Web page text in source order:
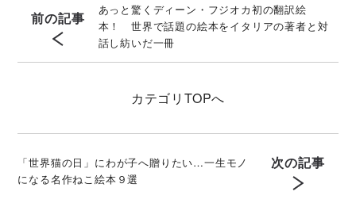
前の記事
あっと驚くディーン・フジオカ初の翻訳絵
本！ 世界で話題の絵本をイタリアの著者と対
話し紡いだ一冊
カテゴリ TOPへ
「世界猫の日」にわが子へ贈りたい…一生モノ
になる名作ねこ絵本９選
次の記事